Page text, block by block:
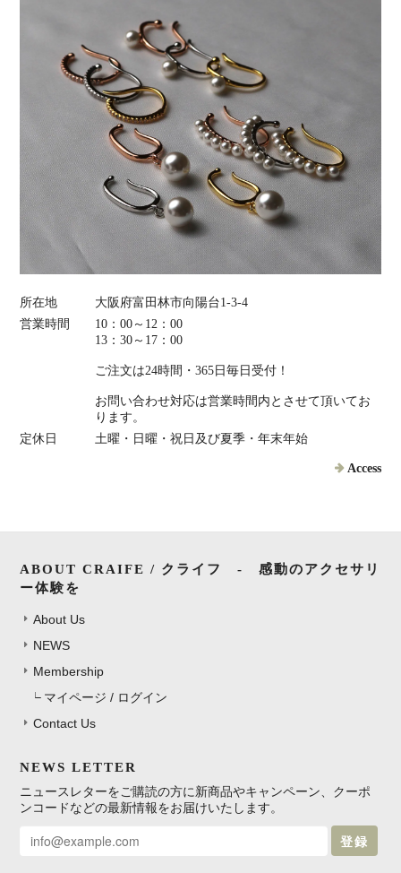
所在地
大阪府富田林市向陽台1-3-4
営業時間
10：00～12：00
13：30～17：00
ご注文は24時間・365日毎日受付！
お問い合わせ対応は営業時間内とさせて頂いてお
ります。
定休日
土曜・日曜・祝日及び夏季・年末年始
Access
ABOUT CRAIFE / クライフ - 感動のアクセサリ
ー体験を
About Us
NEWS
Membership
マイページ / ログイン
Contact Us
NEWS LETTER
ニュースレターをご購読の方に新商品やキャンペーン、クーポ
ンコードなどの最新情報をお届けいたします。
登録